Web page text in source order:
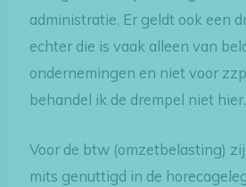
administratie. Er geldt ook een
echter die is vaak alleen van
ondernemingen en niet voor
behandel ik de drempel niet hier.
Voor de btw (omzetbelasting)
mits genuttigd in de